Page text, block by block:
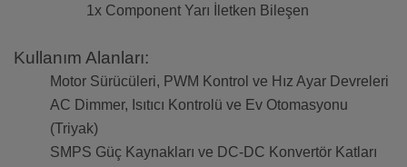
1x Component Yarı İletken Bileşen
Kullanım Alanları:
Motor Sürücüleri, PWM Kontrol ve Hız Ayar Devreleri
AC Dimmer, Isıtıcı Kontrolü ve Ev Otomasyonu
(Triyak)
SMPS Güç Kaynakları ve DC-DC Konvertör Katları